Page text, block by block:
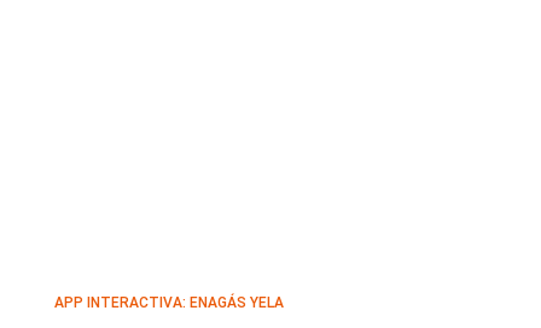
APP INTERACTIVA: ENAGÁS YELA